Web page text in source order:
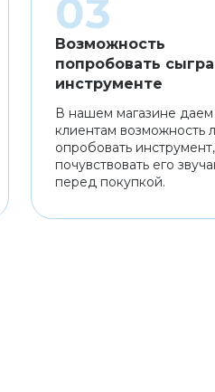
Возможность
попробовать
инструменте
В нашем магазине даем
клиентам возможность
опробовать
почувствовать его
перед покупкой.